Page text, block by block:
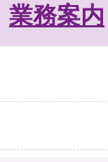
業務案内